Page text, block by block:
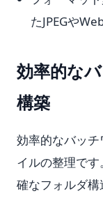
たJPEGや
効率的な
構築
効率的なバッ
イルの整理で
確なフォルダ構